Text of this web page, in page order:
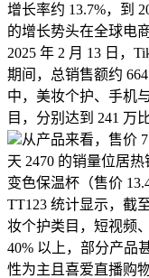
增长率约 13.7%，到
的增长势头在全球电
2025 年 2 月 13 日，
期间，总销售额约
中，美妆个护、手机
目，分别达到 241 万
从产品来看，售价
天 2470 的销量位居
变色保温杯（售价
TT123 统计显示，截
妆个护类目，短视频
40% 以上，部分产品
性为主且喜爱直播购